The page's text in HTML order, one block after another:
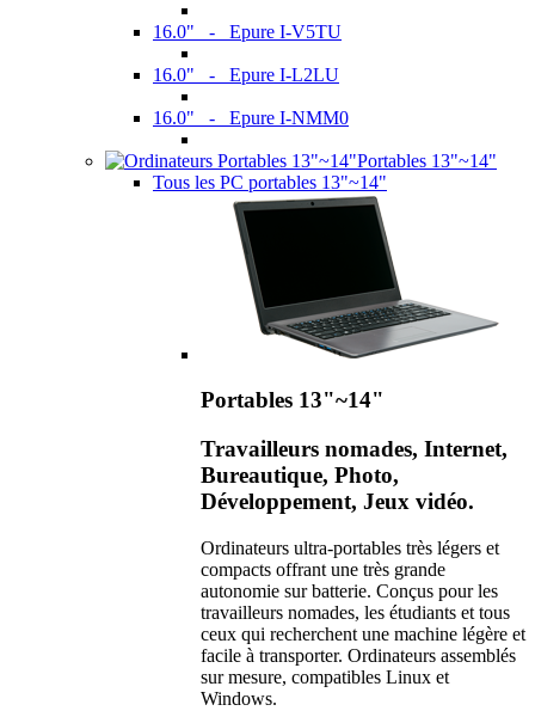
16.0" - Epure I-V5TU
16.0" - Epure I-L2LU
16.0" - Epure I-NMM0
Portables 13"~14"
Tous les PC portables 13"~14"
Portables 13"~14"
Travailleurs nomades, Internet,
Bureautique, Photo,
Développement, Jeux vidéo.
Ordinateurs ultra-portables très légers et
compacts offrant une très grande
autonomie sur batterie. Conçus pour les
travailleurs nomades, les étudiants et tous
ceux qui recherchent une machine légère et
facile à transporter. Ordinateurs assemblés
sur mesure, compatibles Linux et
Windows.